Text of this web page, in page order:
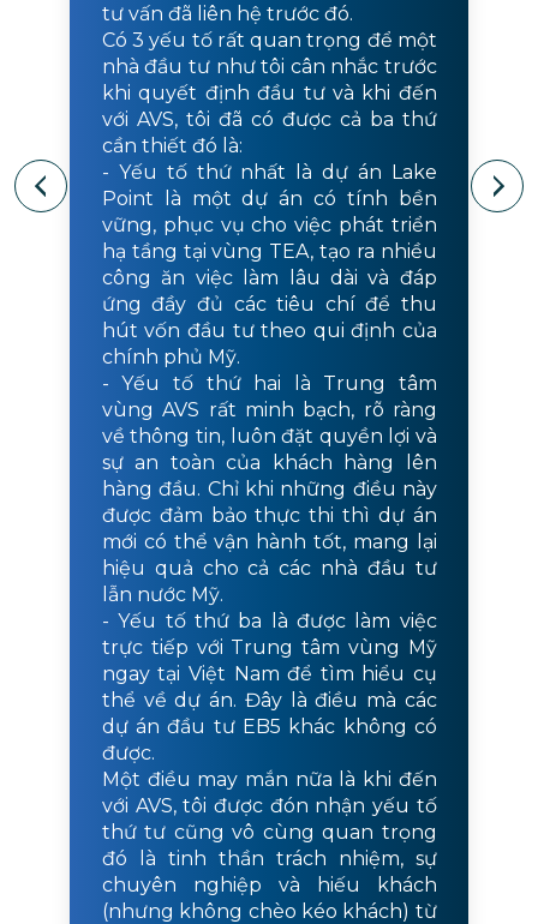
tư vấn đã liên hệ trước đó.
Có 3 yếu tố rất quan trọng để một
nhà đầu tư như tôi cân nhắc trước
khi quyết định đầu tư và khi đến
với AVS, tôi đã có được cả ba thứ
cần thiết đó là:
- Yếu tố thứ nhất là dự án Lake
Point là một dự án có tính bền
vững, phục vụ cho việc phát triển
hạ tầng tại vùng TEA, tạo ra nhiều
công ăn việc làm lâu dài và đáp
ứng đầy đủ các tiêu chí để thu
hút vốn đầu tư theo qui định của
chính phủ Mỹ.
- Yếu tố thứ hai là Trung tâm
vùng AVS rất minh bạch, rõ ràng
về thông tin, luôn đặt quyền lợi và
sự an toàn của khách hàng lên
hàng đầu. Chỉ khi những điều này
được đảm bảo thực thi thì dự án
mới có thể vận hành tốt, mang lại
hiệu quả cho cả các nhà đầu tư
lẫn nước Mỹ.
- Yếu tố thứ ba là được làm việc
trực tiếp với Trung tâm vùng Mỹ
ngay tại Việt Nam để tìm hiểu cụ
thể về dự án. Đây là điều mà các
dự án đầu tư EB5 khác không có
được.
Một điều may mắn nữa là khi đến
với AVS, tôi được đón nhận yếu tố
thứ tư cũng vô cùng quan trọng
đó là tinh thần trách nhiệm, sự
chuyên nghiệp và hiếu khách
(nhưng không chèo kéo khách) từ